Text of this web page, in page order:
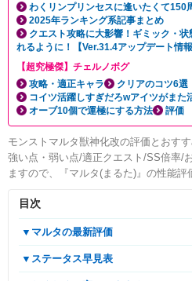
わくリンプリンセスに逢いたくて150
2025年ランキング系記事まとめ
クエスト攻略に大影響！ギミック・
れるように！【Ver.31.4アップデート情報
【超究極傑】チェルノボグ
攻略・適正キャラ
クリアのコツ6選
コイツ活躍しすぎだろwアイツがまた
オーブ10個で運極にする方法
評価
モンストマルタ獣神化改の評価とおす
強い点・弱い点/適正クエスト/SS倍率/
ますので、『マルタ(まるた)』の性能評
目次
▼マルタの最新評価
▼ステータス早見表